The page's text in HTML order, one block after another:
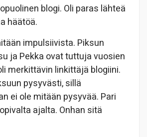
blogi. Oli paras lähteä
häätöä.
impulsiivista. Piksun
ja Pekka ovat tuttuja vuosien
merkittävin linkittäjä blogiini.
pysyvästi, sillä
ei ole mitään pysyvää. Pari
ajalta. Onhan sitä